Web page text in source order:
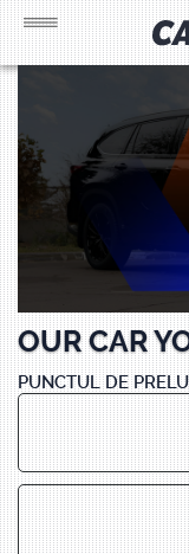
OUR CAR
PUNCTUL DE